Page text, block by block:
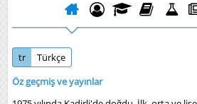
tr
Türkçe
Öz geçmiş ve yayınlar